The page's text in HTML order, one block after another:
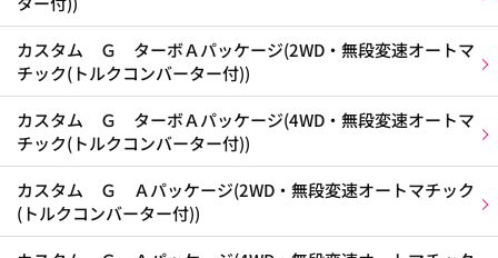
カスタム Ｇ ターボＡパッケージ(2WD・無段変速オートマ
チック(トルクコンバーター付))
カスタム Ｇ ターボＡパッケージ(4WD・無段変速オートマ
チック(トルクコンバーター付))
カスタム Ｇ Ａパッケージ(2WD・無段変速オートマチック
(トルクコンバーター付))